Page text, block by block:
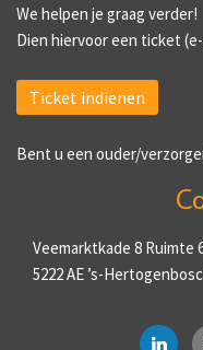
We helpen je graag verder!
Dien hiervoor een ticket
Ticket indienen
Bent u een ouder/
Veemarktkade 8 Ruimte
5222 AE ’s-